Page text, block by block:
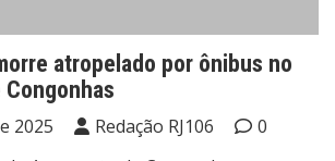
atropelado por ônibus no
2025 Redação RJ106
0